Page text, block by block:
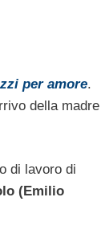
per amore.
della madre
di lavoro di
(Emilio